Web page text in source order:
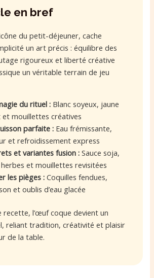
en bref
du petit-déjeuner, cache
un art précis : équilibre des
rigoureux et liberté créative
un véritable terrain de jeu
du rituel :Blanc soyeux, jaune
et mouillettes créatives
parfaite :Eau frémissante,
et refroidissement express
et variantes fusion :Sauce soja,
et mouillettes revisitées
les pièges :Coquilles fendues,
et oublis d’eau glacée
recette, l’œuf coque devient un
reliant tradition, créativité et plaisir
de la table.